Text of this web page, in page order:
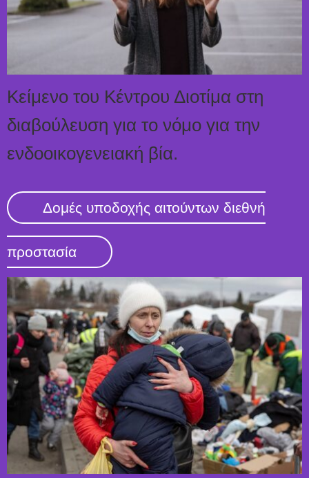
Κείμενο του Κέντρου Διοτίμα στη
διαβούλευση για το νόμο για την
ενδοοικογενειακή βία.
Δομές υποδοχής αιτούντων διεθνή
προστασία